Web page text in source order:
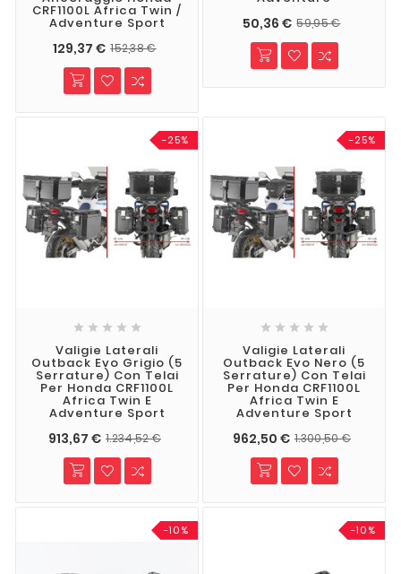
CRF1100L Africa Twin /
Adventure Sport
129,37 € 152,38 €
50,36 € 59,95 €
-25%
    
Valigie Laterali
Outback Evo Grigio (5
Serrature) Con Telai
Per Honda CRF1100L
Africa Twin E
Adventure Sport
913,67 € 1.234,52 €
-25%
    
Valigie Laterali
Outback Evo Nero (5
Serrature) Con Telai
Per Honda CRF1100L
Africa Twin E
Adventure Sport
962,50 € 1.300,50 €
-10% -10%